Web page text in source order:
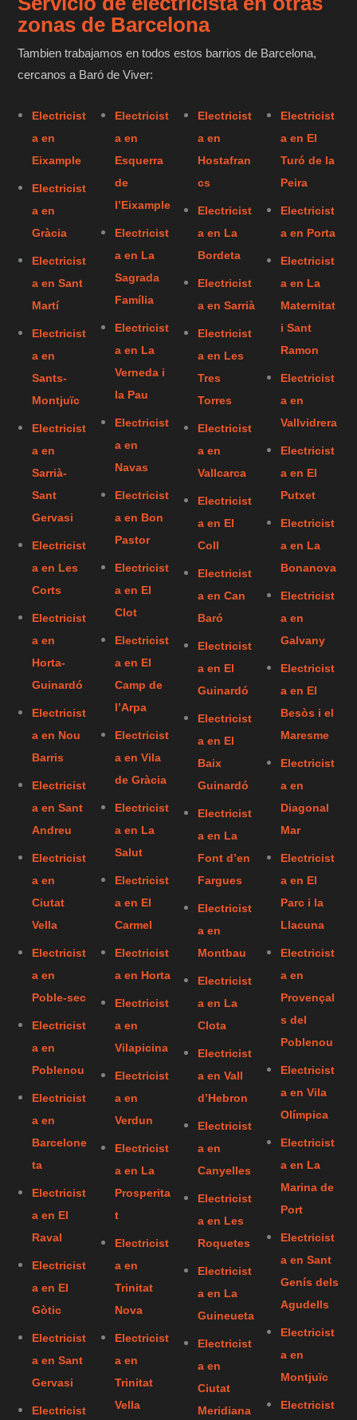
zonas de Barcelona
Tambien trabajamos en todos estos barrios de Barcelona,
cercanos a Baró de Viver:
Electricist
a en
Eixample
Electricist
a en
Gràcia
Electricist
a en Sant
Martí
Electricist
a en
Sants-
Montjuïc
Electricist
a en
Sarrià-
Sant
Gervasi
Electricist
a en Les
Corts
Electricist
a en
Horta-
Guinardó
Electricist
a en Nou
Barris
Electricist
a en Sant
Andreu
Electricist
a en
Ciutat
Vella
Electricist
a en
Poble-sec
Electricist
a en
Poblenou
Electricist
a en
Barcelone
ta
Electricist
a en El
Raval
Electricist
a en El
Gòtic
Electricist
a en Sant
Gervasi
Electricist
Electricist
a en
Esquerra
de
l’Eixample
Electricist
a en La
Sagrada
Família
Electricist
a en La
Verneda i
la Pau
Electricist
a en
Navas
Electricist
a en Bon
Pastor
Electricist
a en El
Clot
Electricist
a en El
Camp de
l’Arpa
Electricist
a en Vila
de Gràcia
Electricist
a en La
Salut
Electricist
a en El
Carmel
Electricist
a en Horta
Electricist
a en
Vilapicina
Electricist
a en
Verdun
Electricist
a en La
Prosperita
t
Electricist
a en
Trinitat
Nova
Electricist
a en
Trinitat
Vella
Electricist
a en
Hostafran
cs
Electricist
a en La
Bordeta
Electricist
a en Sarrià
Electricist
a en Les
Tres
Torres
Electricist
a en
Vallcarca
Electricist
a en El
Coll
Electricist
a en Can
Baró
Electricist
a en El
Guinardó
Electricist
a en El
Baix
Guinardó
Electricist
a en La
Font d’en
Fargues
Electricist
a en
Montbau
Electricist
a en La
Clota
Electricist
a en Vall
d’Hebron
Electricist
a en
Canyelles
Electricist
a en Les
Roquetes
Electricist
a en La
Guineueta
Electricist
a en
Ciutat
Meridiana
Electricist
a en El
Turó de la
Peira
Electricist
a en Porta
Electricist
a en La
Maternitat
i Sant
Ramon
Electricist
a en
Vallvidrera
Electricist
a en El
Putxet
Electricist
a en La
Bonanova
Electricist
a en
Galvany
Electricist
a en El
Besòs i el
Maresme
Electricist
a en
Diagonal
Mar
Electricist
a en El
Parc i la
Llacuna
Electricist
a en
Provençal
s del
Poblenou
Electricist
a en Vila
Olímpica
Electricist
a en La
Marina de
Port
Electricist
a en Sant
Genís dels
Agudells
Electricist
a en
Montjuïc
Electricist